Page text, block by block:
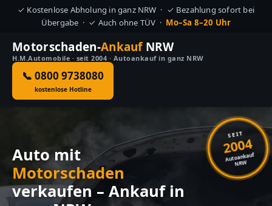
✓ Kostenlose Abholung in ganz NRW · ✓ Bezahlung sofort bei
Übergabe · ✓ Auch ohne TÜV · Mo–Sa 8–20 Uhr
Motorschaden-AnkaufNRW
H.M.Automobile · seit 2004 · Autoankauf in ganz NRW
📞 0800 9738080
kostenlose Hotline
SEIT
2004
Autoankauf
NRW
Auto mit
Motorschaden
verkaufen – Ankauf in